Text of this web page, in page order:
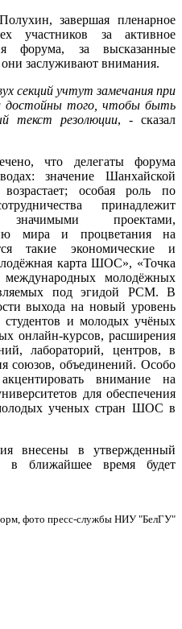
завершая пленарное
участников за активное
форума, за высказанные
заслуживают внимания.
секций учтут замечания при
достойны того, чтобы быть
текст резолюции, - сказал
что делегаты форума
значение Шанхайской
возрастает; особая роль по
принадлежит
проектами,
мира и процветания на
такие экономические и
карта ШОС», «Точка
молодёжных
под эгидой РСМ. В
выхода на новый уровень
студентов и молодых учёных
онлайн-курсов, расширения
лабораторий, центров, в
союзов, объединений. Особо
внимание на
для обеспечения
молодых ученых стран ШОС в
внесены в утвержденный
в ближайшее время будет
фото пресс-службы НИУ "БелГУ"